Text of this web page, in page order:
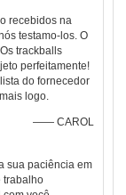
recebidos na
testamo-los. O
trackballs
perfeitamente!
do fornecedor
logo.
—— CAROL
sua paciência em
trabalho